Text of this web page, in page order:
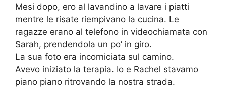
Mesi dopo, ero al lavandino a lavare i piatti
mentre le risate riempivano la cucina. Le
ragazze erano al telefono in videochiamata con
Sarah, prendendola un po’ in giro.
La sua foto era incorniciata sul camino.
Avevo iniziato la terapia. Io e Rachel stavamo
piano piano ritrovando la nostra strada.